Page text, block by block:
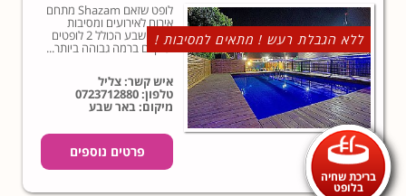
ללא הגבלת רעש ! מתאים למסיבות !
בריכת שחיה
בלופט
לופט שזאם Shazam מתחם
אירוח לאירועים ומסיבות
בבאר שבע הכולל 2 לופטים
ענקיים ברמה גבוהה ביותר...
איש קשר: צליל
טלפון:0723712880
מיקום: באר שבע
פרטים נוספים